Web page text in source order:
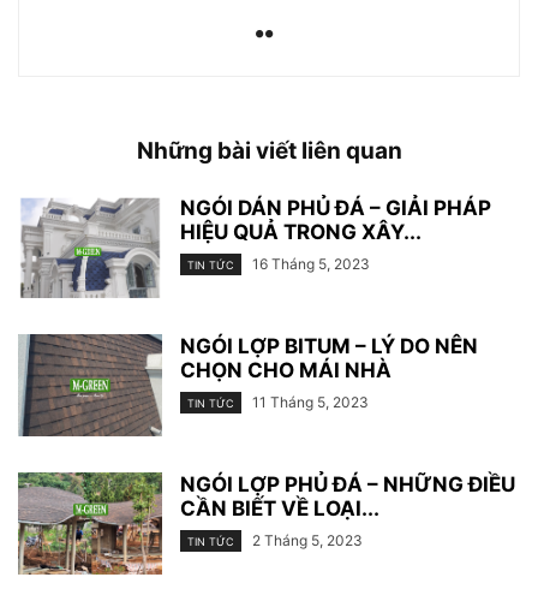
Những bài viết liên quan
NGÓI DÁN PHỦ ĐÁ – GIẢI PHÁP
HIỆU QUẢ TRONG XÂY...
TIN TỨC 16 Tháng 5, 2023
NGÓI LỢP BITUM – LÝ DO NÊN
CHỌN CHO MÁI NHÀ
TIN TỨC 11 Tháng 5, 2023
NGÓI LỢP PHỦ ĐÁ – NHỮNG ĐIỀU
CẦN BIẾT VỀ LOẠI...
TIN TỨC 2 Tháng 5, 2023